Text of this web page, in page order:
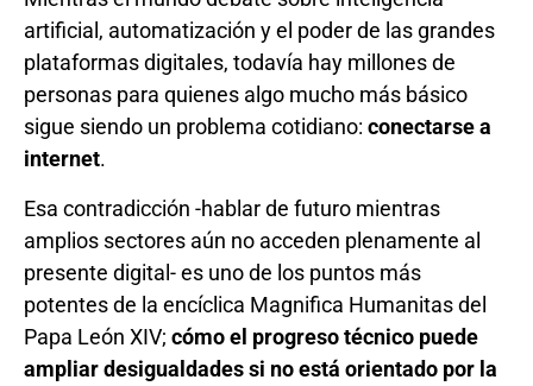
artificial, automatización y el poder de las grandes
plataformas digitales, todavía hay millones de
personas para quienes algo mucho más básico
sigue siendo un problema cotidiano: conectarse a
internet.
Esa contradicción -hablar de futuro mientras
amplios sectores aún no acceden plenamente al
presente digital- es uno de los puntos más
potentes de la encíclica Magnifica Humanitas del
Papa León XIV; cómo el progreso técnico puede
ampliar desigualdades si no está orientado por la